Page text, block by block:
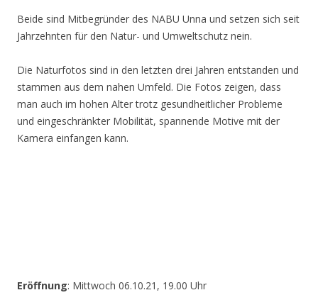
Beide sind Mitbegründer des NABU Unna und setzen sich seit
Jahrzehnten für den Natur- und Umweltschutz nein.
Die Naturfotos sind in den letzten drei Jahren entstanden und
stammen aus dem nahen Umfeld. Die Fotos zeigen, dass
man auch im hohen Alter trotz gesundheitlicher Probleme
und eingeschränkter Mobilität, spannende Motive mit der
Kamera einfangen kann.
Eröffnung: Mittwoch 06.10.21, 19.00 Uhr